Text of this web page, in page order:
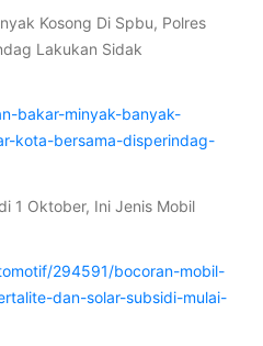
Kosong Di Spbu, Polres
Lakukan Sidak
bakar-minyak-banyak-
kota-bersama-disperindag-
1 Oktober, Ini Jenis Mobil
294591/bocoran-mobil-
dan-solar-subsidi-mulai-